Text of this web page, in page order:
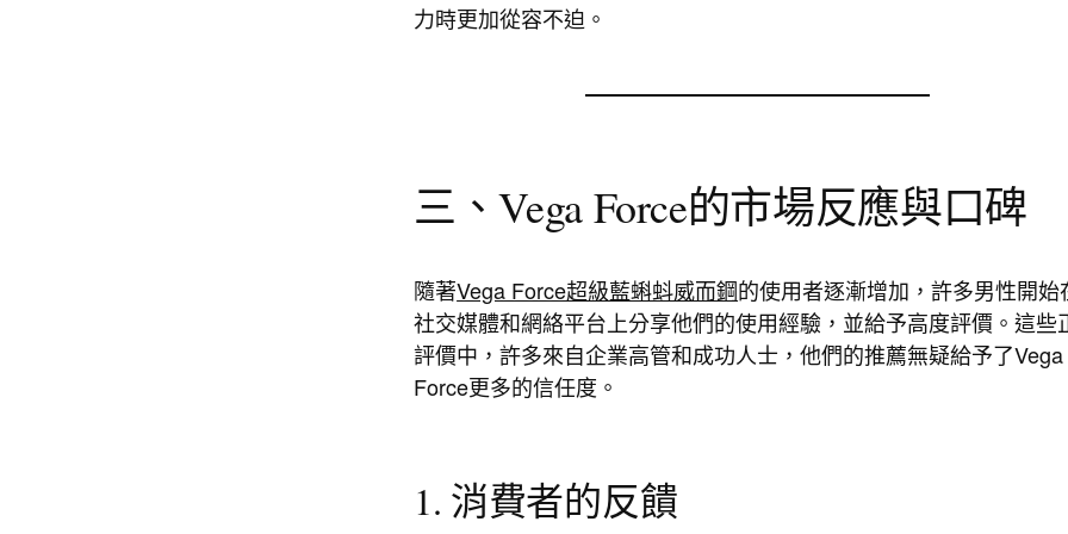
力時更加從容不迫。
三、Vega Force的市場反應與口碑
隨著Vega Force超級藍蝌蚪威而鋼的使用者逐漸增加，許多男性開始
社交媒體和網絡平台上分享他們的使用經驗，並給予高度評價。這些
評價中，許多來自企業高管和成功人士，他們的推薦無疑給予了Vega
Force更多的信任度。
1. 消費者的反饋